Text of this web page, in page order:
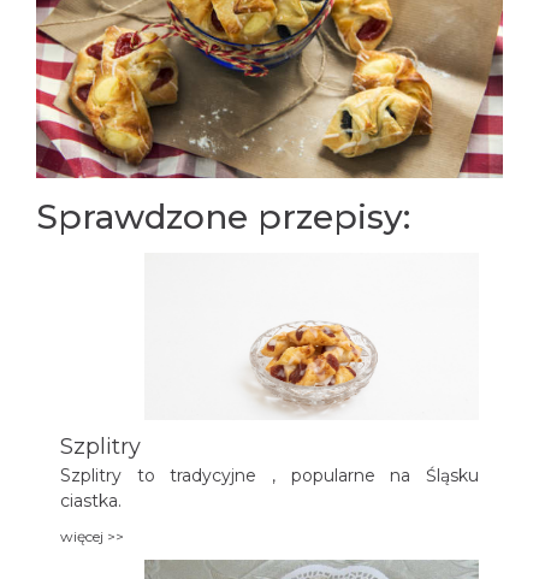
Sprawdzone przepisy:
Szplitry
Szplitry to tradycyjne , popularne na Śląsku
ciastka.
więcej >>